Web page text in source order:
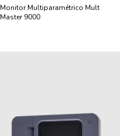
Monitor Multiparamétrico Mult
Master 9000